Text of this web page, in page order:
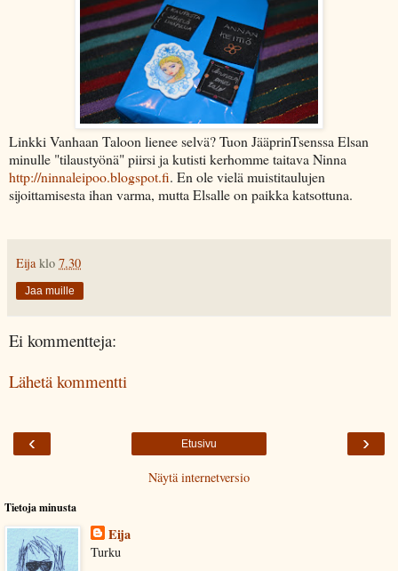
Linkki Vanhaan Taloon lienee selvä? Tuon JääprinTsenssa Elsan
minulle "tilaustyönä" piirsi ja kutisti kerhomme taitava Ninna
http://ninnaleipoo.blogspot.fi. En ole vielä muistitaulujen
sijoittamisesta ihan varma, mutta Elsalle on paikka katsottuna.
Eija klo 7.30
Jaa muille
Ei kommentteja:
Lähetä kommentti
‹ ›
Etusivu
Näytä internetversio
Tietoja minusta
Eija
Turku